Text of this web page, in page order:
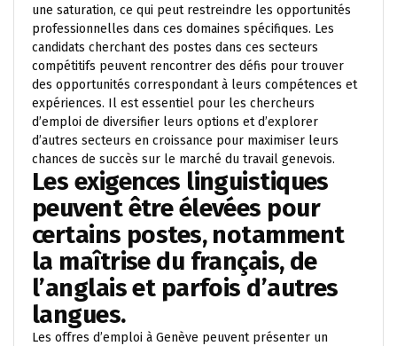
une saturation, ce qui peut restreindre les opportunités
professionnelles dans ces domaines spécifiques. Les
candidats cherchant des postes dans ces secteurs
compétitifs peuvent rencontrer des défis pour trouver
des opportunités correspondant à leurs compétences et
expériences. Il est essentiel pour les chercheurs
d’emploi de diversifier leurs options et d’explorer
d’autres secteurs en croissance pour maximiser leurs
chances de succès sur le marché du travail genevois.
Les exigences linguistiques
peuvent être élevées pour
certains postes, notamment
la maîtrise du français, de
l’anglais et parfois d’autres
langues.
Les offres d’emploi à Genève peuvent présenter un